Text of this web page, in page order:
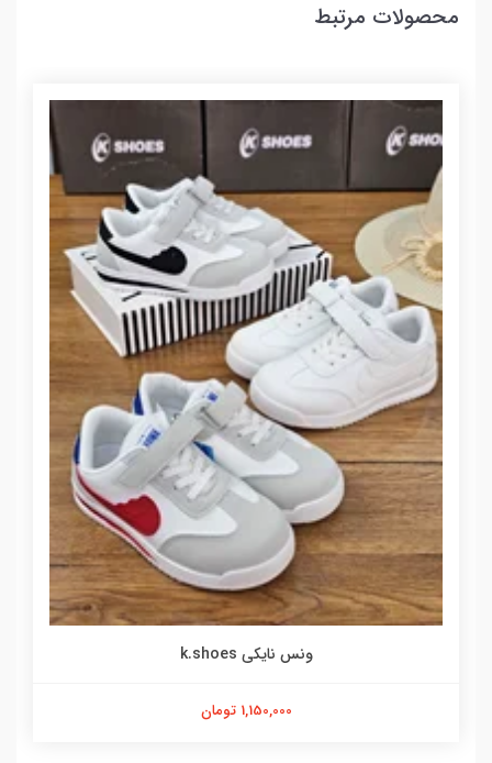
محصولات مرتبط
ونس نایکی k.shoes
1,150,000 تومان